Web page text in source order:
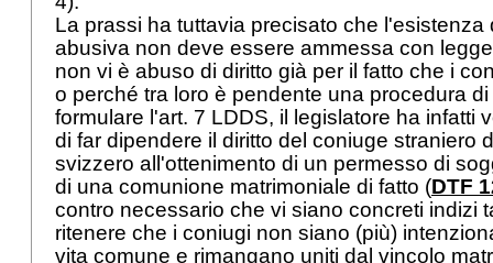
La prassi ha tuttavia precisato che l'esistenza
abusiva non deve essere ammessa con
non vi è abuso di diritto già per il fatto che i
o perché tra loro è pendente una procedura
formulare l'art. 7 LDDS, il legislatore ha infatti
di far dipendere il diritto del coniuge straniero
svizzero all'ottenimento di un permesso di
di una comunione matrimoniale di fatto (DTF
contro necessario che vi siano concreti indizi
ritenere che i coniugi non siano (più)
vita comune e rimangano uniti dal vincolo